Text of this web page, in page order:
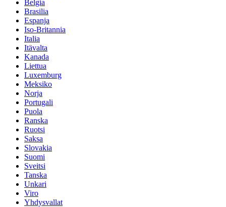
Belgia
Brasilia
Espanja
Iso-Britannia
Italia
Itävalta
Kanada
Liettua
Luxemburg
Meksiko
Norja
Portugali
Puola
Ranska
Ruotsi
Saksa
Slovakia
Suomi
Sveitsi
Tanska
Unkari
Viro
Yhdysvallat